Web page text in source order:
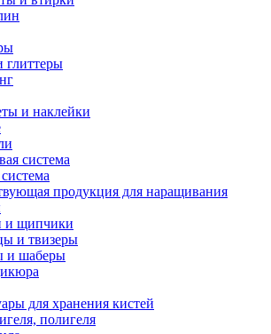
глиттеры
и наклейки
система
продукция для наращивания
и щипчики
и твизеры
и шаберы
для хранения кистей
полигеля